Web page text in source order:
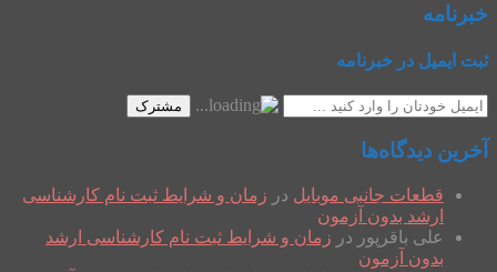
خبرنامه
ثبت ایمیل در خبرنامه
مشترک
آخرین دیدگاه‌ها
قطعات جانبی موبایل در زمان و شرایط ثبت نام کارشناسی
ارشد بدون آزمون
علی باقرپور در زمان و شرایط ثبت نام کارشناسی ارشد
بدون آزمون